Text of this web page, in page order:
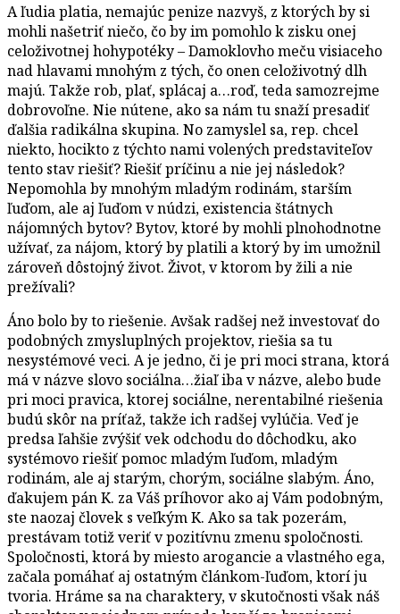
A ľudia platia, nemajúc penize nazvyš, z ktorých by si
mohli našetriť niečo, čo by im pomohlo k zisku onej
celoživotnej hohypotéky – Damoklovho meču visiaceho
nad hlavami mnohým z tých, čo onen celoživotný dlh
majú. Takže rob, plať, splácaj a…roď, teda samozrejme
dobrovoľne. Nie nútene, ako sa nám tu snaží presadiť
ďalšia radikálna skupina. No zamyslel sa, rep. chcel
niekto, hocikto z týchto nami volených predstaviteľov
tento stav riešiť? Riešiť príčinu a nie jej následok?
Nepomohla by mnohým mladým rodinám, starším
ľuďom, ale aj ľuďom v núdzi, existencia štátnych
nájomných bytov? Bytov, ktoré by mohli plnohodnotne
užívať, za nájom, ktorý by platili a ktorý by im umožnil
zároveň dôstojný život. Život, v ktorom by žili a nie
prežívali?
Áno bolo by to riešenie. Avšak radšej než investovať do
podobných zmysluplných projektov, riešia sa tu
nesystémové veci. A je jedno, či je pri moci strana, ktorá
má v názve slovo sociálna…žiaľ iba v názve, alebo bude
pri moci pravica, ktorej sociálne, nerentabilné riešenia
budú skôr na príťaž, takže ich radšej vylúčia. Veď je
predsa ľahšie zvýšiť vek odchodu do dôchodku, ako
systémovo riešiť pomoc mladým ľuďom, mladým
rodinám, ale aj starým, chorým, sociálne slabým. Áno,
ďakujem pán K. za Váš príhovor ako aj Vám podobným,
ste naozaj človek s veľkým K. Ako sa tak pozerám,
prestávam totiž veriť v pozitívnu zmenu spoločnosti.
Spoločnosti, ktorá by miesto arogancie a vlastného ega,
začala pomáhať aj ostatným článkom-ľuďom, ktorí ju
tvoria. Hráme sa na charaktery, v skutočnosti však náš